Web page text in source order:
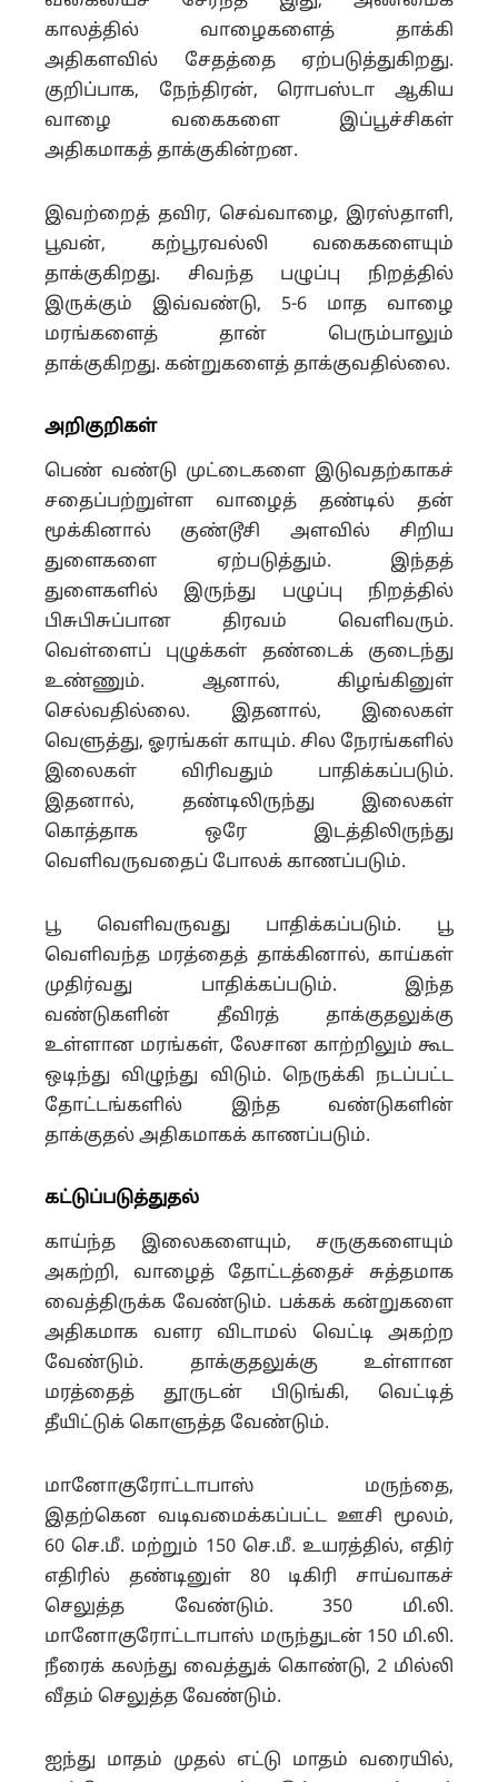
காலத்தில் வாழைகளைத் தாக்கி
அதிகளவில் சேதத்தை ஏற்படுத்துகிறது.
குறிப்பாக, நேந்திரன், ரொபஸ்டா ஆகிய
வாழை வகைகளை இப்பூச்சிகள்
அதிகமாகத் தாக்குகின்றன.
இவற்றைத் தவிர, செவ்வாழை, இரஸ்தாளி,
பூவன், கற்பூரவல்லி வகைகளையும்
தாக்குகிறது. சிவந்த பழுப்பு நிறத்தில்
இருக்கும் இவ்வண்டு, 5-6 மாத வாழை
மரங்களைத் தான் பெரும்பாலும்
தாக்குகிறது. கன்றுகளைத் தாக்குவதில்லை.
அறிகுறிகள்
பெண் வண்டு முட்டைகளை இடுவதற்காகச்
சதைப்பற்றுள்ள வாழைத் தண்டில் தன்
மூக்கினால் குண்டூசி அளவில் சிறிய
துளைகளை ஏற்படுத்தும். இந்தத்
துளைகளில் இருந்து பழுப்பு நிறத்தில்
பிசுபிசுப்பான திரவம் வெளிவரும்.
வெள்ளைப் புழுக்கள் தண்டைக் குடைந்து
உண்ணும். ஆனால், கிழங்கினுள்
செல்வதில்லை. இதனால், இலைகள்
வெளுத்து, ஓரங்கள் காயும். சில நேரங்களில்
இலைகள் விரிவதும் பாதிக்கப்படும்.
இதனால், தண்டிலிருந்து இலைகள்
கொத்தாக ஒரே இடத்திலிருந்து
வெளிவருவதைப் போலக் காணப்படும்.
பூ வெளிவருவது பாதிக்கப்படும். பூ
வெளிவந்த மரத்தைத் தாக்கினால், காய்கள்
முதிர்வது பாதிக்கப்படும். இந்த
வண்டுகளின் தீவிரத் தாக்குதலுக்கு
உள்ளான மரங்கள், லேசான காற்றிலும் கூட
ஒடிந்து விழுந்து விடும். நெருக்கி நடப்பட்ட
தோட்டங்களில் இந்த வண்டுகளின்
தாக்குதல் அதிகமாகக் காணப்படும்.
கட்டுப்படுத்துதல்
காய்ந்த இலைகளையும், சருகுகளையும்
அகற்றி, வாழைத் தோட்டத்தைச் சுத்தமாக
வைத்திருக்க வேண்டும். பக்கக் கன்றுகளை
அதிகமாக வளர விடாமல் வெட்டி அகற்ற
வேண்டும். தாக்குதலுக்கு உள்ளான
மரத்தைத் தூருடன் பிடுங்கி, வெட்டித்
தீயிட்டுக் கொளுத்த வேண்டும்.
மானோகுரோட்டாபாஸ் மருந்தை,
இதற்கென வடிவமைக்கப்பட்ட ஊசி மூலம்,
60 செ.மீ. மற்றும் 150 செ.மீ. உயரத்தில், எதிர்
எதிரில் தண்டினுள் 80 டிகிரி சாய்வாகச்
செலுத்த வேண்டும். 350 மி.லி.
மானோகுரோட்டாபாஸ் மருந்துடன் 150 மி.லி.
நீரைக் கலந்து வைத்துக் கொண்டு, 2 மில்லி
வீதம் செலுத்த வேண்டும்.
ஐந்து மாதம் முதல் எட்டு மாதம் வரையில்,